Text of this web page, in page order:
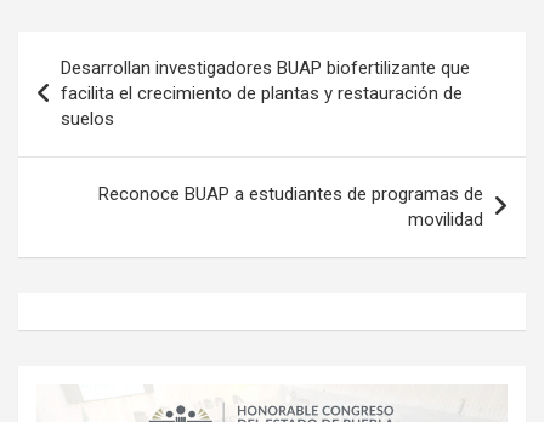
de
entradas
Desarrollan investigadores BUAP biofertilizante que
facilita el crecimiento de plantas y restauración de
suelos
Reconoce BUAP a estudiantes de programas de
movilidad